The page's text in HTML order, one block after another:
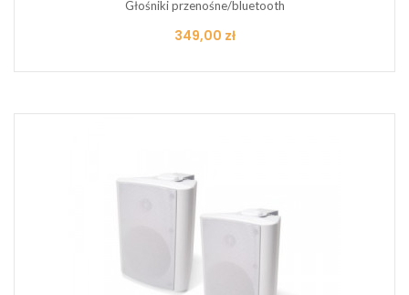
Głośniki przenośne/bluetooth
Cena
349,00 zł